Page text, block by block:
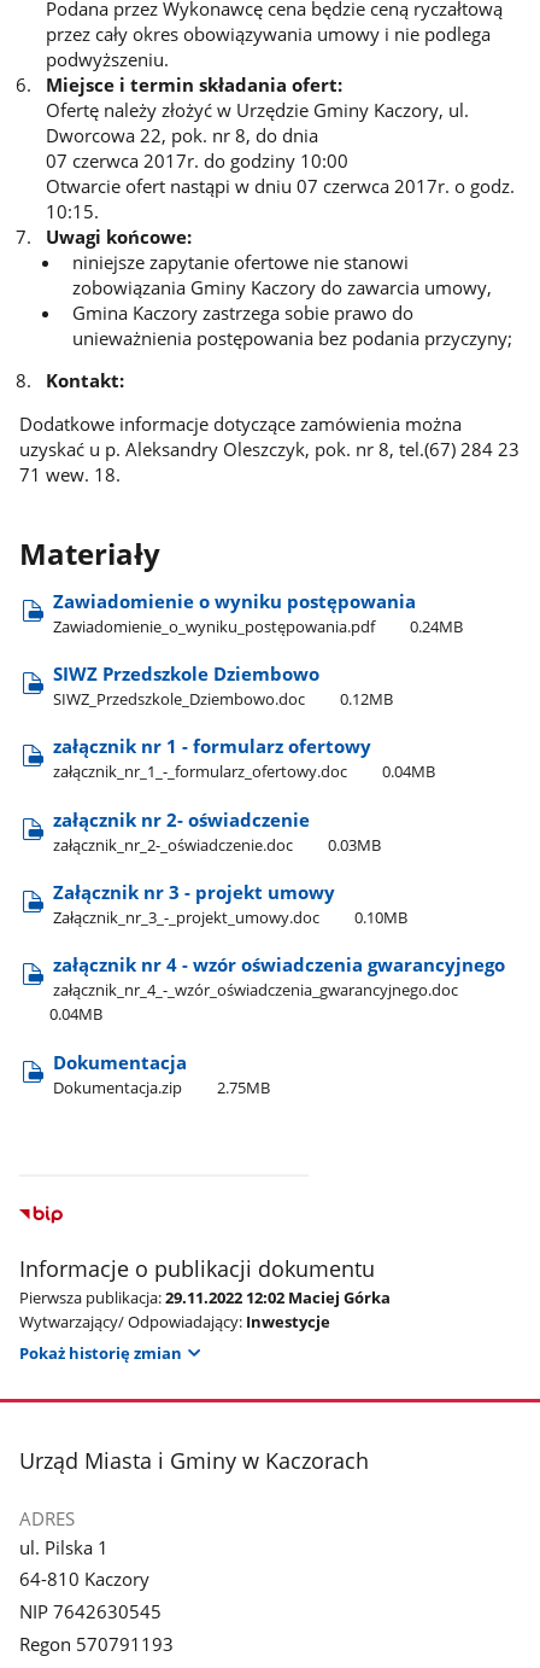
Podana przez Wykonawcę cena będzie ceną ryczałtową
przez cały okres obowiązywania umowy i nie podlega
podwyższeniu.
Miejsce i termin składania ofert:
Ofertę należy złożyć w Urzędzie Gminy Kaczory, ul.
Dworcowa 22, pok. nr 8, do dnia
07 czerwca 2017r. do godziny 10:00
Otwarcie ofert nastąpi w dniu 07 czerwca 2017r. o godz.
10:15.
Uwagi końcowe:
niniejsze zapytanie ofertowe nie stanowi
zobowiązania Gminy Kaczory do zawarcia umowy,
Gmina Kaczory zastrzega sobie prawo do
unieważnienia postępowania bez podania przyczyny;
Kontakt:
Dodatkowe informacje dotyczące zamówienia można
uzyskać u p. Aleksandry Oleszczyk, pok. nr 8, tel.(67) 284 23
71 wew. 18.
Materiały
Zawiadomienie o wyniku postępowania
Zawiadomienie​_o​_wyniku​_postępowania.pdf 0.24MB
SIWZ Przedszkole Dziembowo
SIWZ​_Przedszkole​_Dziembowo.doc 0.12MB
załącznik nr 1 - formularz ofertowy
załącznik​_nr​_1​_-​_formularz​_ofertowy.doc 0.04MB
załącznik nr 2- oświadczenie
załącznik​_nr​_2-​_oświadczenie.doc 0.03MB
Załącznik nr 3 - projekt umowy
Załącznik​_nr​_3​_-​_projekt​_umowy.doc 0.10MB
załącznik nr 4 - wzór oświadczenia gwarancyjnego
załącznik​_nr​_4​_-​_wzór​_oświadczenia​_gwarancyjnego.doc
0.04MB
Dokumentacja
Dokumentacja.zip 2.75MB
Informacje o publikacji dokumentu
Pierwsza publikacja:29.11.2022 12:02 Maciej Górka
Wytwarzający/ Odpowiadający: Inwestycje
Pokaż historię zmian
stopka
Urząd Miasta i Gminy w Kaczorach
ADRES
ul. Pilska 1
64-810 Kaczory
NIP 7642630545
Regon 570791193